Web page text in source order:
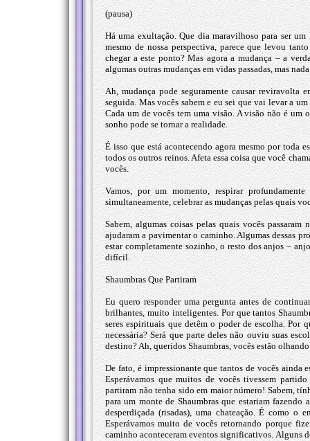
(pausa)
Há uma exultação. Que dia maravilhoso para ser
mesmo de nossa perspectiva, parece que levou
chegar a este ponto? Mas agora a mudança – a
algumas outras mudanças em vidas passadas, mas
Ah, mudança pode seguramente causar reviravolta
seguida. Mas vocês sabem e eu sei que vai levar a
Cada um de vocês tem uma visão. A visão não é um
sonho pode se tornar a realidade.
É isso que está acontecendo agora mesmo por toda
todos os outros reinos. Afeta essa coisa que você
vocês.
Vamos, por um momento, respirar
simultaneamente, celebrar as mudanças pelas quais
Sabem, algumas coisas pelas quais vocês passaram
ajudaram a pavimentar o caminho. Algumas dessas
estar completamente sozinho, o resto dos anjos –
difícil.
Shaumbras Que Partiram
Eu quero responder uma pergunta antes de
brilhantes, muito inteligentes. Por que tantos
seres espirituais que detêm o poder de escolha. Por
necessária? Será que parte deles não ouviu suas
destino? Ah, queridos Shaumbras, vocês estão
De fato, é impressionante que tantos de vocês ainda
Esperávamos que muitos de vocês tivessem
partiram não tenha sido em maior número! Sabem,
para um monte de Shaumbras que estariam fazendo
desperdiçada (risadas), uma chateação. É como
Esperávamos muito de vocês retornando porque
caminho aconteceram eventos significativos. Alguns